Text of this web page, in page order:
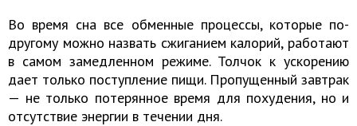
Во время сна все обменные процессы, которые по-
другому можно назвать сжиганием калорий, работают
в самом замедленном режиме. Толчок к ускорению
дает только поступление пищи. Пропущенный завтрак
— не только потерянное время для похудения, но и
отсутствие энергии в течении дня.